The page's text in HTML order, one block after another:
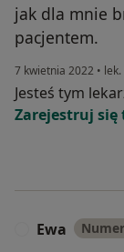
jak dla mnie
pacjentem.
7 kwietnia 2022 •
Jesteś tym
Zarejestruj się
Ewa